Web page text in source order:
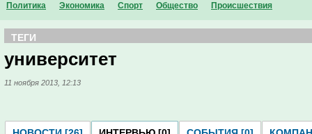
Политика Экономика Спорт Общество Проиcшествия
ТЕГИ
университет
11 ноября 2013, 12:13